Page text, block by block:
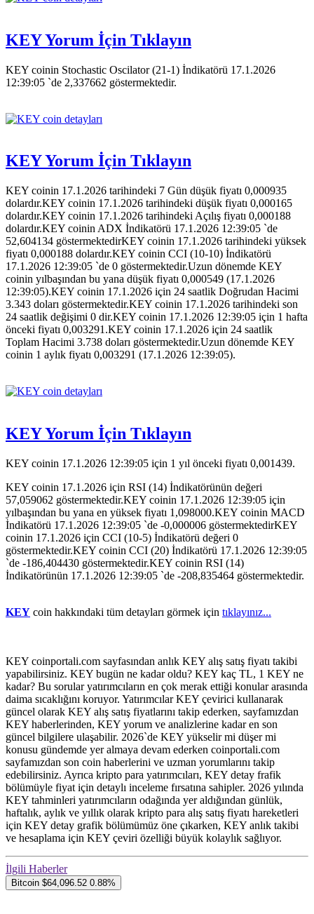
KEY Yorum İçin Tıklayın
KEY coinin Stochastic Oscilator (21-1) İndikatörü 17.1.2026
12:39:05 `de 2,337662 göstermektedir.
KEY Yorum İçin Tıklayın
KEY coinin 17.1.2026 tarihindeki 7 Gün düşük fiyatı 0,000935
dolardır.KEY coinin 17.1.2026 tarihindeki düşük fiyatı 0,000165
dolardır.KEY coinin 17.1.2026 tarihindeki Açılış fiyatı 0,000188
dolardır.KEY coinin ADX İndikatörü 17.1.2026 12:39:05 `de
52,604134 göstermektedirKEY coinin 17.1.2026 tarihindeki yüksek
fiyatı 0,000188 dolardır.KEY coinin CCI (10-10) İndikatörü
17.1.2026 12:39:05 `de 0 göstermektedir.Uzun dönemde KEY
coinin yılbaşından bu yana düşük fiyatı 0,000549 (17.1.2026
12:39:05).KEY coinin 17.1.2026 için 24 saatlik Doğrudan Hacimi
3.343 doları göstermektedir.KEY coinin 17.1.2026 tarihindeki son
24 saatlik değişimi 0 dir.KEY coinin 17.1.2026 12:39:05 için 1 hafta
önceki fiyatı 0,003291.KEY coinin 17.1.2026 için 24 saatlik
Toplam Hacimi 3.738 doları göstermektedir.Uzun dönemde KEY
coinin 1 aylık fiyatı 0,003291 (17.1.2026 12:39:05).
KEY Yorum İçin Tıklayın
KEY coinin 17.1.2026 12:39:05 için 1 yıl önceki fiyatı 0,001439.
KEY coinin 17.1.2026 için RSI (14) İndikatörünün değeri
57,059062 göstermektedir.KEY coinin 17.1.2026 12:39:05 için
yılbaşından bu yana en yüksek fiyatı 1,098000.KEY coinin MACD
İndikatörü 17.1.2026 12:39:05 `de -0,000006 göstermektedirKEY
coinin 17.1.2026 için CCI (10-5) İndikatörü değeri 0
göstermektedir.KEY coinin CCI (20) İndikatörü 17.1.2026 12:39:05
`de -186,404430 göstermektedir.KEY coinin RSI (14)
İndikatörünün 17.1.2026 12:39:05 `de -208,835464 göstermektedir.
KEY coin hakkındaki tüm detayları görmek için tıklayınız...
KEY coinportali.com sayfasından anlık KEY alış satış fiyatı takibi
yapabilirsiniz. KEY bugün ne kadar oldu? KEY kaç TL, 1 KEY ne
kadar? Bu sorular yatırımcıların en çok merak ettiği konular arasında
daima sıcaklığını koruyor. Yatırımcılar KEY çevirici kullanarak
güncel olarak KEY alış satış fiyatlarını takip ederken, sayfamızdan
KEY haberlerinden, KEY yorum ve analizlerine kadar en son
güncel bilgilere ulaşabilir. 2026`de KEY yükselir mi düşer mi
konusu gündemde yer almaya devam ederken coinportali.com
sayfamızdan son coin haberlerini ve uzman yorumlarını takip
edebilirsiniz. Ayrıca kripto para yatırımcıları, KEY detay frafik
bölümüyle fiyat için detaylı inceleme fırsatına sahipler. 2026 yılında
KEY tahminleri yatırımcıların odağında yer aldığından günlük,
haftalık, aylık ve yıllık olarak kripto para alış satış fiyatı hareketleri
için KEY detay grafik bölümümüz öne çıkarken, KEY anlık takibi
ve hesaplama için KEY çeviri özelliği büyük kolaylık sağlıyor.
İlgili Haberler
Bitcoin $64,096.52 0.88%